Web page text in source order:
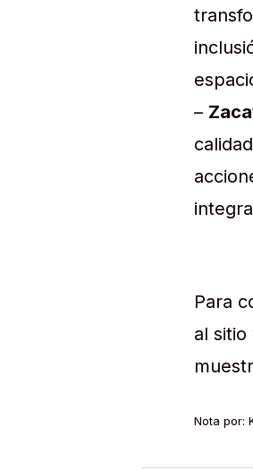
–
Para
al
Nota por: